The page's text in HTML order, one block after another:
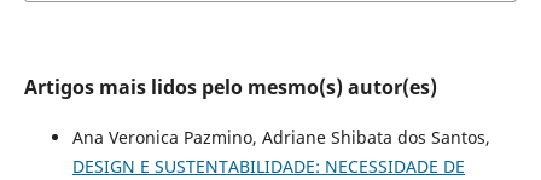
Artigos mais lidos pelo mesmo(s) autor(es)
Ana Veronica Pazmino, Adriane Shibata dos Santos,
DESIGN E SUSTENTABILIDADE: NECESSIDADE DE